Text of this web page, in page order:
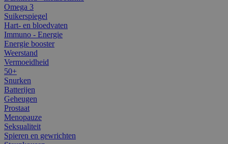
Omega 3
Suikerspiegel
Hart- en bloedvaten
Immuno - Energie
Energie booster
Weerstand
Vermoeidheid
50+
Snurken
Batterijen
Geheugen
Prostaat
Menopauze
Seksualiteit
Spieren en gewrichten